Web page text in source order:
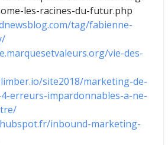
les-racines-du-futur.php
tag/fabienne-
vie-des-
site2018/marketing-de-
erreurs-impardonnables-a-ne-
inbound-marketing-